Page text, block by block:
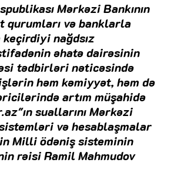
Mərkəzi Bankının
və banklarla
nağdsız
əhatə dairəsinin
tədbirləri nəticəsində
həm kəmiyyət, həm də
artım müşahidə
suallarını Mərkəzi
və hesablaşmalar
Milli ödəniş sisteminin
rəisi Ramil Mahmudov